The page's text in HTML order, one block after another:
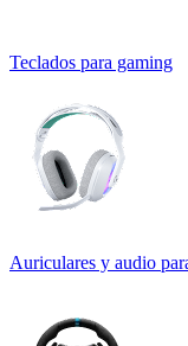
Teclados para gaming
Auriculares y audio